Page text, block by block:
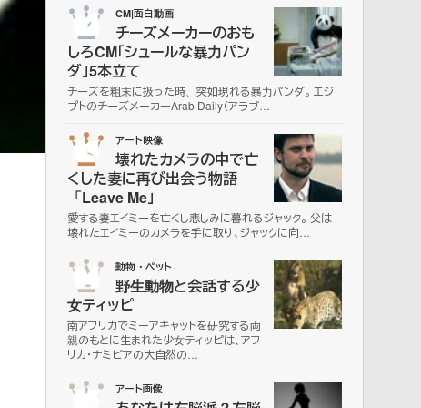
02 CM|面白動画
チーズメーカーのおも
しろCM「シュールな暴力パン
ダ」5本立て
チーズを粗末に扱った時、突如現れる暴力パンダ。 エジ
プトのチーズメーカーArab Daily（アラブ…
03 アート映像
壊れたカメラの中で亡
くした妻に再び出会う物語
「Leave Me」
愛する妻エイミーを亡くし悲しみに暮れるジャック。 父は
壊れたエイミーのカメラを手に取り、ジャックに向…
04 動物・ペット
野生動物と会話する少
女ティッピ
南アフリカでミーアキャットを研究する両
親のもとに生まれた少女ティッピは、アフ
リカ・ナミビアの大自然の…
05 アート画像